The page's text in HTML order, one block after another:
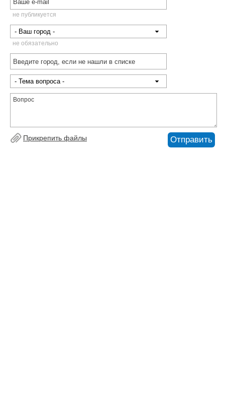
не публикуется
не обязательно